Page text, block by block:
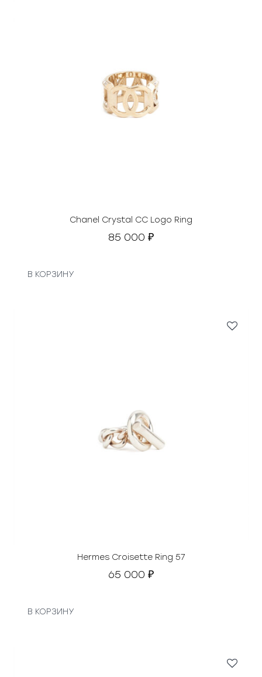
Chanel Crystal CC Logo Ring
85 000 ₽
В КОРЗИНУ
Hermes Croisette Ring 57
65 000 ₽
В КОРЗИНУ